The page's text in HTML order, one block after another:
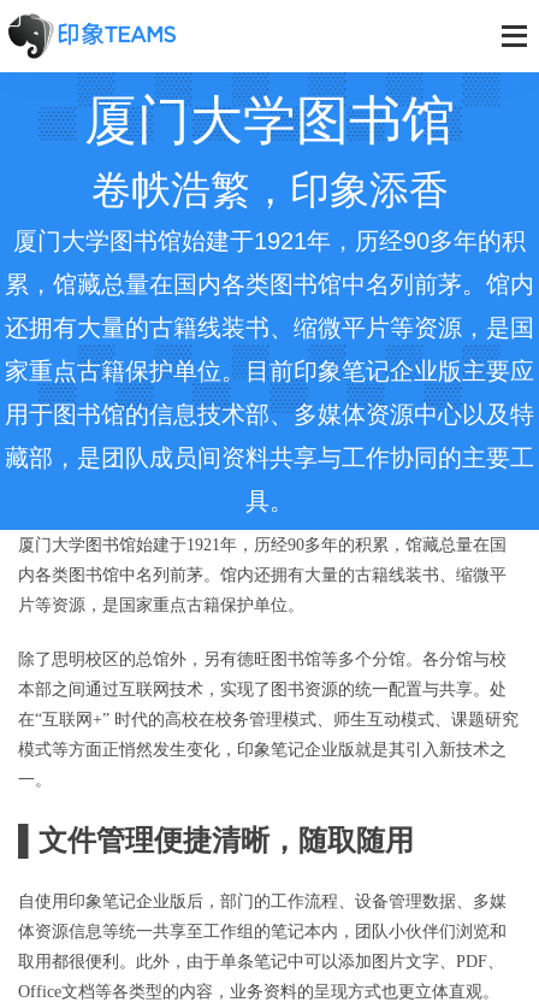
厦门大学图书馆
卷帙浩繁，印象添香
厦门大学图书馆始建于1921年，历经90多年的积
累，馆藏总量在国内各类图书馆中名列前茅。馆内
还拥有大量的古籍线装书、缩微平片等资源，是国
家重点古籍保护单位。目前印象笔记企业版主要应
用于图书馆的信息技术部、多媒体资源中心以及特
藏部，是团队成员间资料共享与工作协同的主要工
具。
厦门大学图书馆始建于1921年，历经90多年的积累，馆藏总量在国
内各类图书馆中名列前茅。馆内还拥有大量的古籍线装书、缩微平
片等资源，是国家重点古籍保护单位。
除了思明校区的总馆外，另有德旺图书馆等多个分馆。各分馆与校
本部之间通过互联网技术，实现了图书资源的统一配置与共享。处
在“互联网+” 时代的高校在校务管理模式、师生互动模式、课题研究
模式等方面正悄然发生变化，印象笔记企业版就是其引入新技术之
一。
文件管理便捷清晰，随取随用
自使用印象笔记企业版后，部门的工作流程、设备管理数据、多媒
体资源信息等统一共享至工作组的笔记本内，团队小伙伴们浏览和
取用都很便利。此外，由于单条笔记中可以添加图片文字、PDF、
Office文档等各类型的内容，业务资料的呈现方式也更立体直观。